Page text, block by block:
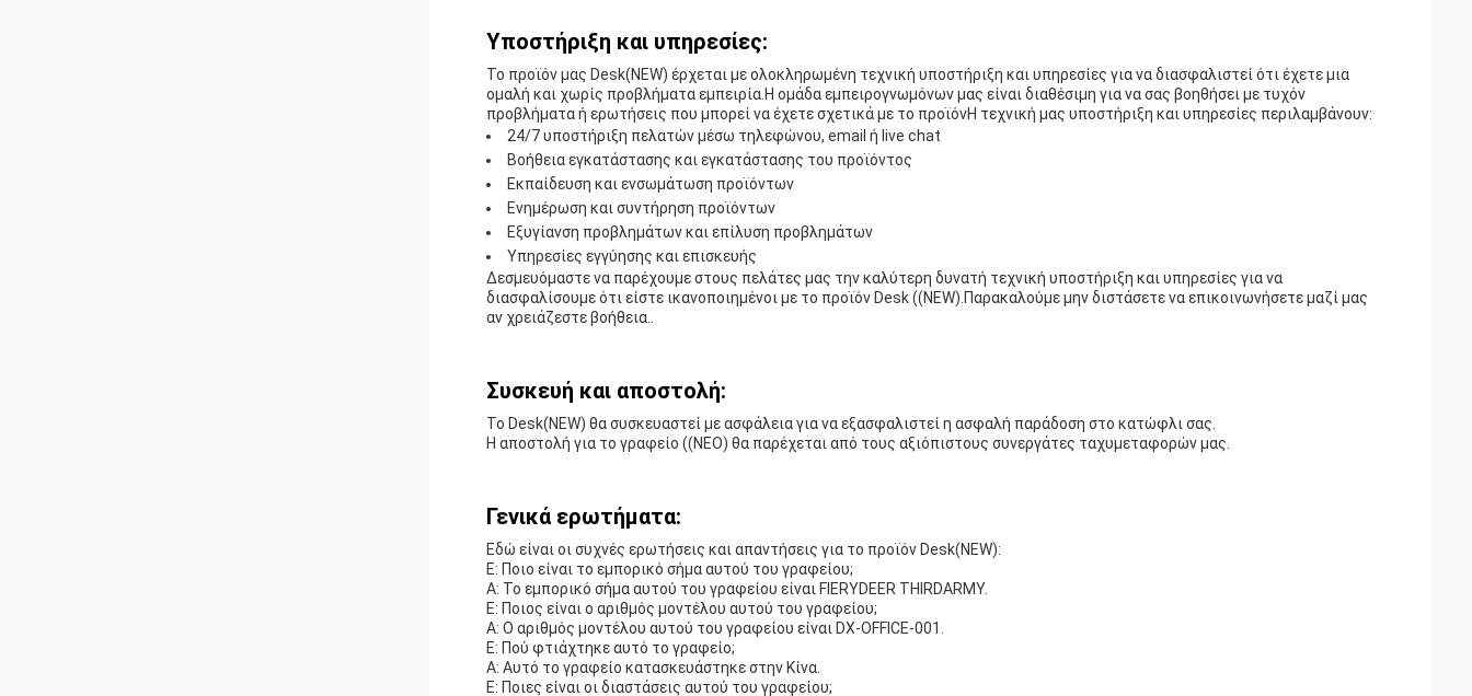
Υποστήριξη και υπηρεσίες:
Το προϊόν μας Desk(NEW) έρχεται με ολοκληρωμένη τεχνική υποστήριξη και υπηρεσίες για να διασφαλιστεί ότι έχετε μια
ομαλή και χωρίς προβλήματα εμπειρία.Η ομάδα εμπειρογνωμόνων μας είναι διαθέσιμη για να σας βοηθήσει με τυχόν
προβλήματα ή ερωτήσεις που μπορεί να έχετε σχετικά με το προϊόνΗ τεχνική μας υποστήριξη και υπηρεσίες περιλαμβάνουν:
24/7 υποστήριξη πελατών μέσω τηλεφώνου, email ή live chat
Βοήθεια εγκατάστασης και εγκατάστασης του προϊόντος
Εκπαίδευση και ενσωμάτωση προϊόντων
Ενημέρωση και συντήρηση προϊόντων
Εξυγίανση προβλημάτων και επίλυση προβλημάτων
Υπηρεσίες εγγύησης και επισκευής
Δεσμευόμαστε να παρέχουμε στους πελάτες μας την καλύτερη δυνατή τεχνική υποστήριξη και υπηρεσίες για να
διασφαλίσουμε ότι είστε ικανοποιημένοι με το προϊόν Desk ((NEW).Παρακαλούμε μην διστάσετε να επικοινωνήσετε μαζί μας
αν χρειάζεστε βοήθεια..
Συσκευή και αποστολή:
Το Desk(NEW) θα συσκευαστεί με ασφάλεια για να εξασφαλιστεί η ασφαλή παράδοση στο κατώφλι σας.
Η αποστολή για το γραφείο ((ΝΕΟ) θα παρέχεται από τους αξιόπιστους συνεργάτες ταχυμεταφορών μας.
Γενικά ερωτήματα:
Εδώ είναι οι συχνές ερωτήσεις και απαντήσεις για το προϊόν Desk(NEW):
Ε: Ποιο είναι το εμπορικό σήμα αυτού του γραφείου;
Α: Το εμπορικό σήμα αυτού του γραφείου είναι FIERYDEER THIRDARMY.
Ε: Ποιος είναι ο αριθμός μοντέλου αυτού του γραφείου;
Α: Ο αριθμός μοντέλου αυτού του γραφείου είναι DX-OFFICE-001.
Ε: Πού φτιάχτηκε αυτό το γραφείο;
Α: Αυτό το γραφείο κατασκευάστηκε στην Κίνα.
Ε: Ποιες είναι οι διαστάσεις αυτού του γραφείου;